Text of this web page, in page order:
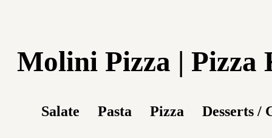
Molini Pizza | Pizza
Salate Pasta Pizza Desserts /